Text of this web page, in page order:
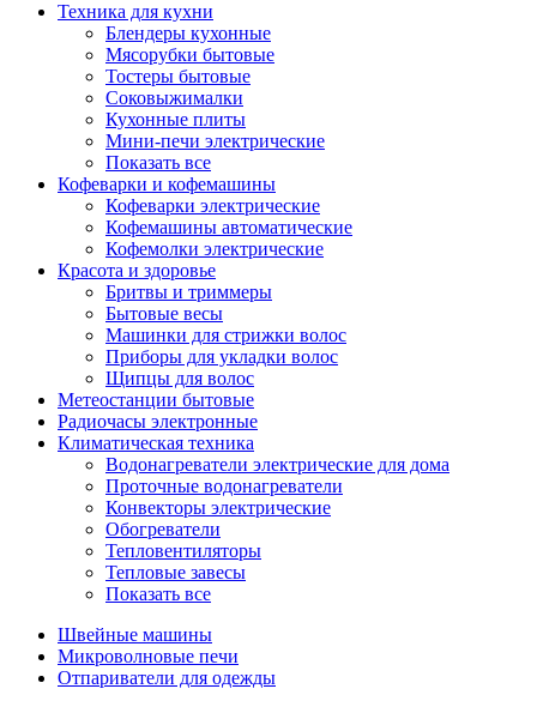
Техника для кухни
Блендеры кухонные
Мясорубки бытовые
Тостеры бытовые
Соковыжималки
Кухонные плиты
Мини-печи электрические
Показать все
Кофеварки и кофемашины
Кофеварки электрические
Кофемашины автоматические
Кофемолки электрические
Красота и здоровье
Бритвы и триммеры
Бытовые весы
Машинки для стрижки волос
Приборы для укладки волос
Щипцы для волос
Метеостанции бытовые
Радиочасы электронные
Климатическая техника
Водонагреватели электрические для дома
Проточные водонагреватели
Конвекторы электрические
Обогреватели
Тепловентиляторы
Тепловые завесы
Показать все
Швейные машины
Микроволновые печи
Отпариватели для одежды